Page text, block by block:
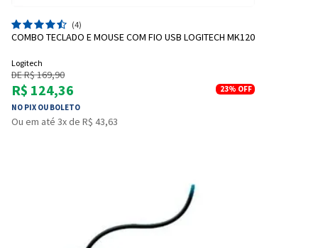
(4)
COMBO TECLADO E MOUSE COM FIO USB LOGITECH MK120
Logitech
DE R$ 169,90
R$ 124,36
NO PIX OU BOLETO
23% OFF
Ou em até 3x de R$ 43,63